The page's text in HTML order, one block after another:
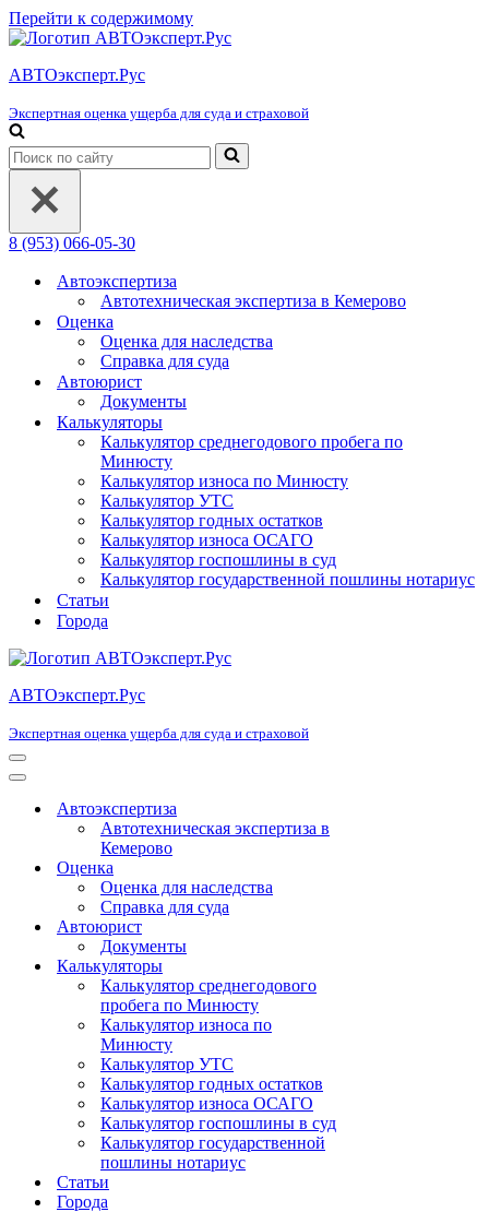
Перейти к содержимому
АВТОэксперт.Рус
Экспертная оценка ущерба для суда и страховой
Искать...
8 (953) 066-05-30
Автоэкспертиза
Автотехническая экспертиза в Кемерово
Оценка
Оценка для наследства
Справка для суда
Автоюрист
Документы
Калькуляторы
Калькулятор среднегодового пробега по
Минюсту
Калькулятор износа по Минюсту
Калькулятор УТС
Калькулятор годных остатков
Калькулятор износа ОСАГО
Калькулятор госпошлины в суд
Калькулятор государственной пошлины нотариус
Статьи
Города
АВТОэксперт.Рус
Экспертная оценка ущерба для суда и страховой
Меню
навигации
Меню
навигацииАвтоэкспертиза
Автотехническая экспертиза в
Кемерово
Оценка
Оценка для наследства
Справка для суда
Автоюрист
Документы
Калькуляторы
Калькулятор среднегодового
пробега по Минюсту
Калькулятор износа по
Минюсту
Калькулятор УТС
Калькулятор годных остатков
Калькулятор износа ОСАГО
Калькулятор госпошлины в суд
Калькулятор государственной
пошлины нотариус
Статьи
Города